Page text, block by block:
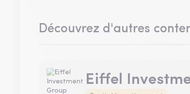
Découvrez d'autres
Eiffel